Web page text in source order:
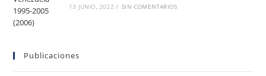
13 JUNIO, 2022 / SIN COMENTARIOS
Publicaciones